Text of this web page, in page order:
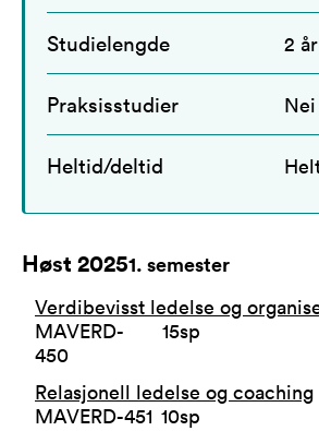
Studielengde 2 år
Praksisstudier Nei
Heltid/deltid
Høst 20251. semester
Verdibevisst ledelse og
MAVERD-
450
15sp
Relasjonell ledelse og coaching
MAVERD-451 10sp